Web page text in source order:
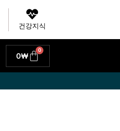
건강지식
0₩
0
Cart